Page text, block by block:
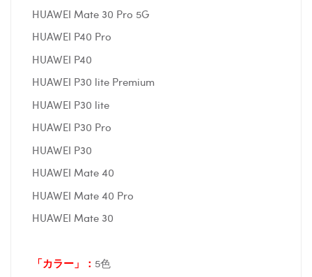
HUAWEI Mate 30 Pro 5G
HUAWEI P40 Pro
HUAWEI P40
HUAWEI P30 lite Premium
HUAWEI P30 lite
HUAWEI P30 Pro
HUAWEI P30
HUAWEI Mate 40
HUAWEI Mate 40 Pro
HUAWEI Mate 30
「カラー」： 5色